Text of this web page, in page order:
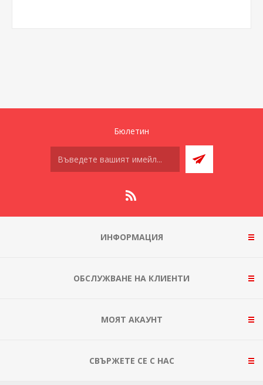
Бюлетин
ИНФОРМАЦИЯ
ОБСЛУЖВАНЕ НА КЛИЕНТИ
МОЯТ АКАУНТ
СВЪРЖЕТЕ СЕ С НАС